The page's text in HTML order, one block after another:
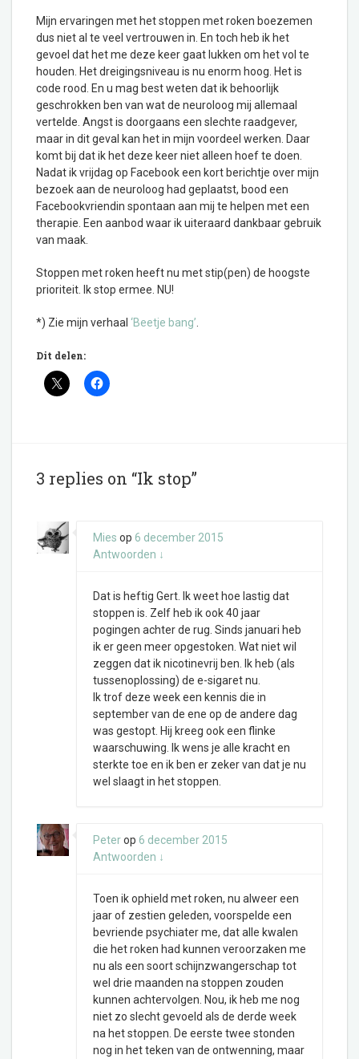
Mijn ervaringen met het stoppen met roken boezemen
dus niet al te veel vertrouwen in. En toch heb ik het
gevoel dat het me deze keer gaat lukken om het vol te
houden. Het dreigingsniveau is nu enorm hoog. Het is
code rood. En u mag best weten dat ik behoorlijk
geschrokken ben van wat de neuroloog mij allemaal
vertelde. Angst is doorgaans een slechte raadgever,
maar in dit geval kan het in mijn voordeel werken. Daar
komt bij dat ik het deze keer niet alleen hoef te doen.
Nadat ik vrijdag op Facebook een kort berichtje over mijn
bezoek aan de neuroloog had geplaatst, bood een
Facebookvriendin spontaan aan mij te helpen met een
therapie. Een aanbod waar ik uiteraard dankbaar gebruik
van maak.
Stoppen met roken heeft nu met stip(pen) de hoogste
prioriteit. Ik stop ermee. NU!
*) Zie mijn verhaal ‘Beetje bang’
Dit delen:
3 replies on “Ik stop”
Mies op 6 december 2015
Antwoorden ↓
Dat is heftig Gert. Ik weet hoe lastig dat
stoppen is. Zelf heb ik ook 40 jaar
pogingen achter de rug. Sinds januari heb
ik er geen meer opgestoken. Wat niet wil
zeggen dat ik nicotinevrij ben. Ik heb (als
tussenoplossing) de e-sigaret nu.
Ik trof deze week een kennis die in
september van de ene op de andere dag
was gestopt. Hij kreeg ook een flinke
waarschuwing. Ik wens je alle kracht en
sterkte toe en ik ben er zeker van dat je nu
wel slaagt in het stoppen.
Peterop 6 december 2015
Antwoorden ↓
Toen ik ophield met roken, nu alweer een
jaar of zestien geleden, voorspelde een
bevriende psychiater me, dat alle kwalen
die het roken had kunnen veroorzaken me
nu als een soort schijnzwangerschap tot
wel drie maanden na stoppen zouden
kunnen achtervolgen. Nou, ik heb me nog
niet zo slecht gevoeld als de derde week
na het stoppen. De eerste twee stonden
nog in het teken van de ontwenning, maar